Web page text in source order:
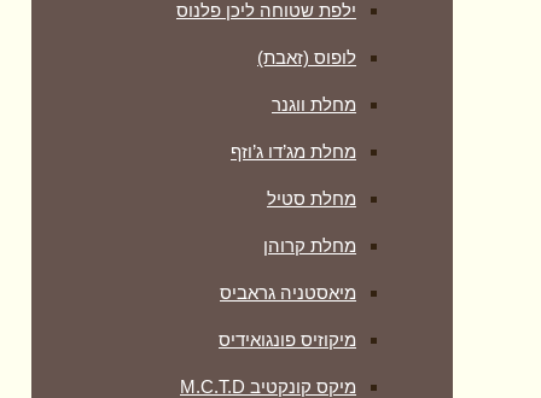
ילפת שטוחה ליכן פלנוס
לופוס (זאבת)
מחלת ווגנר
מחלת מג’דו ג’וזף
מחלת סטיל
מחלת קרוהן
מיאסטניה גראביס
מיקוזיס פונגואידיס
מיקס קונקטיב M.C.T.D